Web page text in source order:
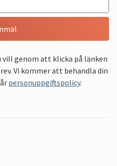
vill genom att klicka på länken
Vi kommer att behandla din
personuppgiftspolicy.